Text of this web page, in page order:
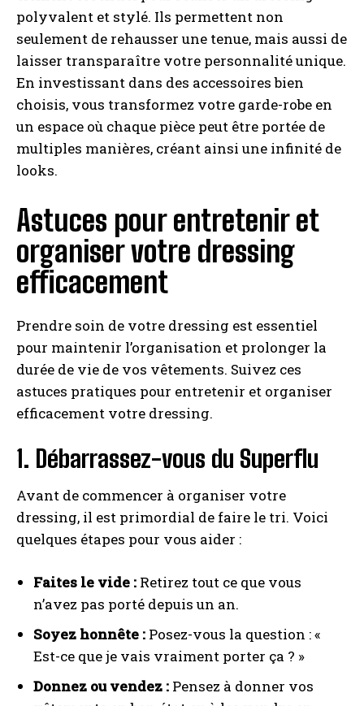
polyvalent et stylé. Ils permettent non
seulement de rehausser une tenue, mais aussi de
laisser transparaître votre personnalité unique.
En investissant dans des accessoires bien
choisis, vous transformez votre garde-robe en
un espace où chaque pièce peut être portée de
multiples manières, créant ainsi une infinité de
looks.
Astuces pour entretenir et
organiser votre dressing
efficacement
Prendre soin de votre dressing est essentiel
pour maintenir l’organisation et prolonger la
durée de vie de vos vêtements. Suivez ces
astuces pratiques pour entretenir et organiser
efficacement votre dressing.
1. Débarrassez-vous du Superflu
Avant de commencer à organiser votre
dressing, il est primordial de faire le tri. Voici
quelques étapes pour vous aider :
Faites le vide : Retirez tout ce que vous
n’avez pas porté depuis un an.
Soyez honnête : Posez-vous la question : «
Est-ce que je vais vraiment porter ça ? »
Donnez ou vendez : Pensez à donner vos